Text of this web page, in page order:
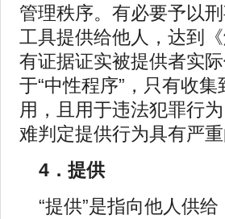
管理秩序。有必要予以
工具提供给他人，达到
有证据证实被提供者实
于“中性程序”，只有收
用，且用于违法犯罪行
难判定提供行为具有严重
4．提供
“提供”是指向他人供